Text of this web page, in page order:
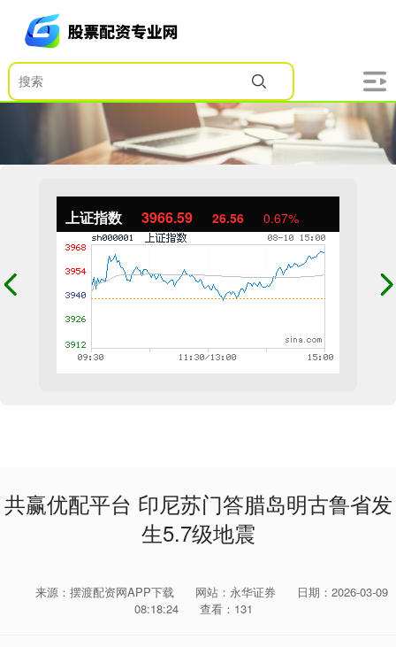
上证指数 3966.59 26.56 0.67%
共赢优配平台 印尼苏门答腊岛明古鲁省发
生5.7级地震
来源：摆渡配资网APP下载 网站：永华证券
日期：2026-03-09
08:18:24
查看：131